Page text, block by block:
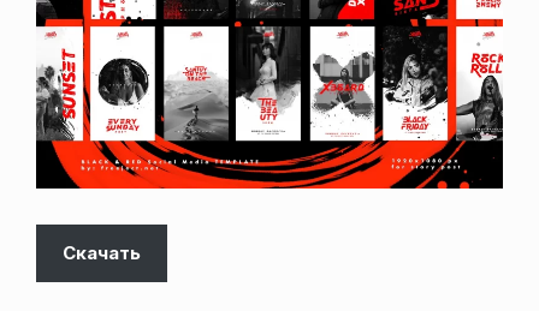
Скачать